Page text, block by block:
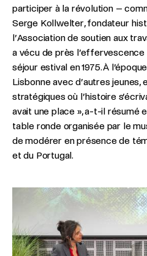
participer à la révolution –
Serge Kollwelter, fondateur
l’Association de soutien aux
a vécu de près
séjour estival en 1975. À
Lisbonne avec d’autres jeunes,
stratégiques où l’histoire
avait une place », a-t-il résumé
table ronde organisée par le
de modérer en présence de
et du Portugal.